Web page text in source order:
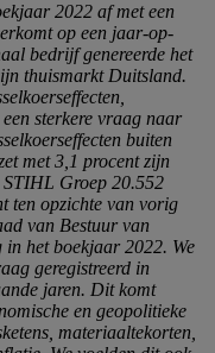
2022 af met een
op een jaar-op-
bedrijf genereerde het
thuismarkt Duitsland.
sterkere vraag naar
buiten
met 3,1 procent zijn
STIHL Groep 20.552
ten opzichte van vorig
van Bestuur van
het boekjaar 2022. We
geregistreerd in
jaren. Dit komt
en geopolitieke
materiaaltekorten,